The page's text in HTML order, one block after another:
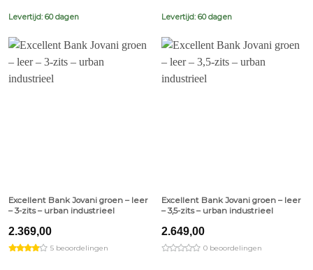
Levertijd: 60 dagen Levertijd: 60 dagen
Excellent Bank Jovani groen – leer
– 3-zits – urban industrieel
2.369,00
5 beoordelingen
Excellent Bank Jovani groen – leer
– 3,5-zits – urban industrieel
2.649,00
0 beoordelingen